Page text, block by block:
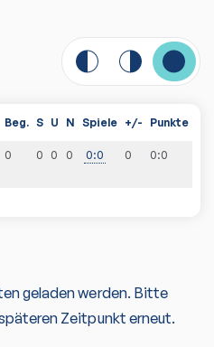
Beg. S U N Spiele +/- Punkte
0 0 0 0 0:0 0 0:0
geladen werden. Bitte
Zeitpunkt erneut.